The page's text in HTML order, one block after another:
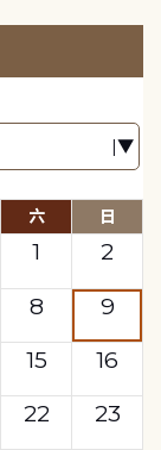
六 日
1
2
8
9
15
16
22
23